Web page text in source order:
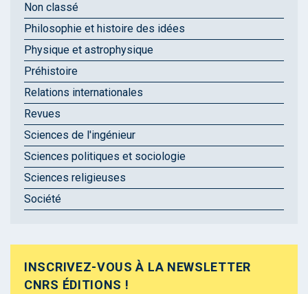
Non classé
Philosophie et histoire des idées
Physique et astrophysique
Préhistoire
Relations internationales
Revues
Sciences de l'ingénieur
Sciences politiques et sociologie
Sciences religieuses
Société
INSCRIVEZ-VOUS À LA NEWSLETTER
CNRS ÉDITIONS !